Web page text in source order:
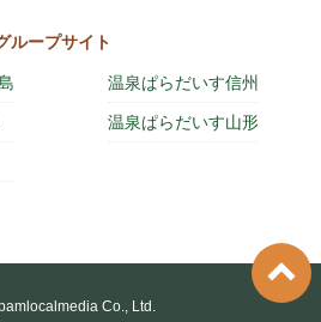
ループサイト
温泉ぱらだいす信州
温泉ぱらだいす山形
Co., Ltd.